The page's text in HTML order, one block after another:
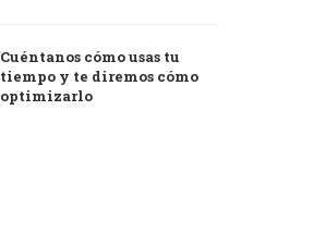
Cuéntanos cómo usas tu
tiempo y te diremos cómo
optimizarlo